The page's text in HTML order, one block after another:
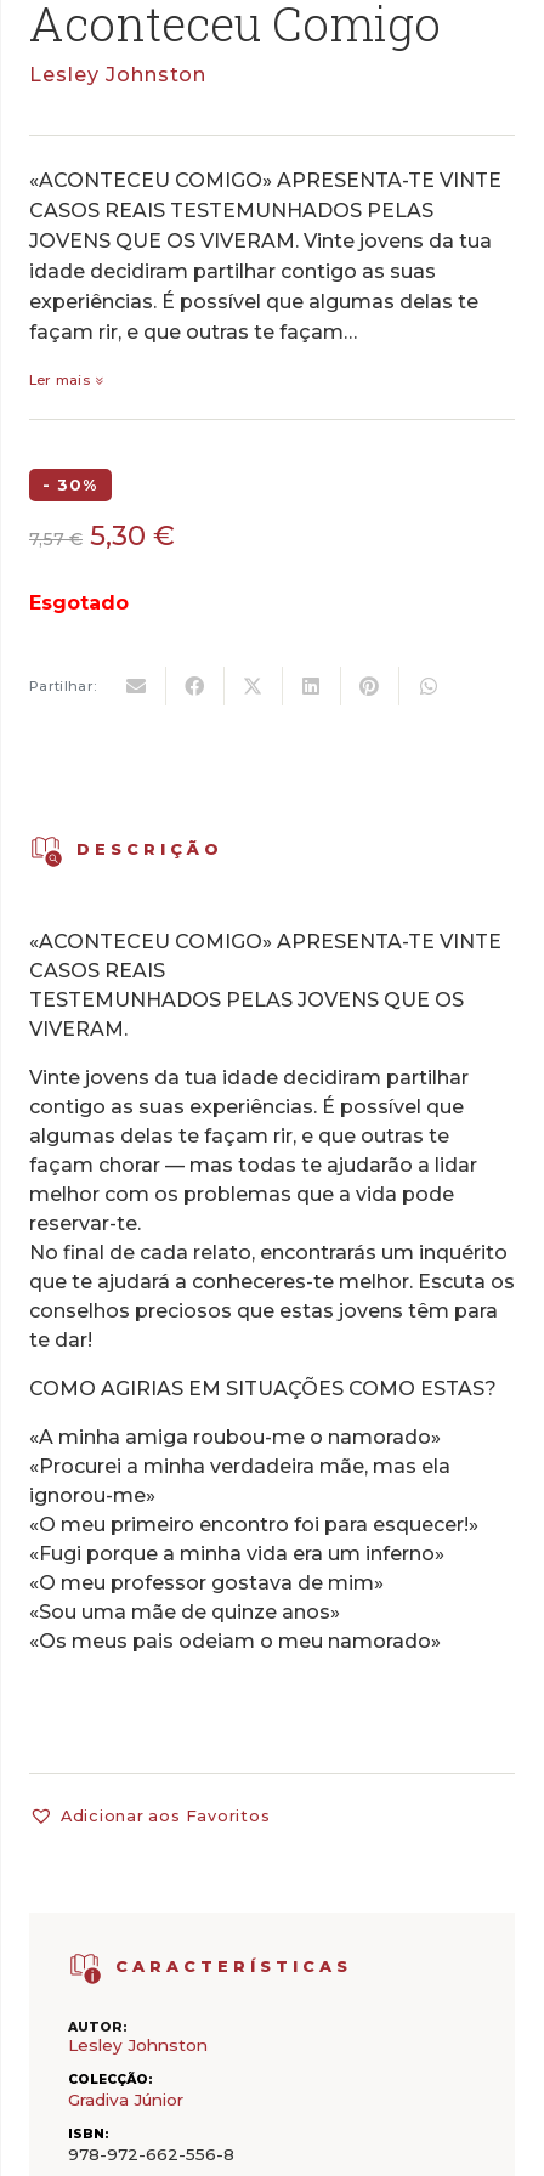
Aconteceu Comigo
Lesley Johnston
«ACONTECEU COMIGO» APRESENTA-TE VINTE
CASOS REAIS TESTEMUNHADOS PELAS
JOVENS QUE OS VIVERAM. Vinte jovens da tua
idade decidiram partilhar contigo as suas
experiências. É possível que algumas delas te
façam rir, e que outras te façam…
Ler mais
- 30%
7,57€ O
original
5,30 €
Esgotado
Partilhar:
CARACTERÍSTICAS
AUTOR:
Lesley Johnston
COLECÇÃO:
Gradiva Júnior
ISBN:
978-972-662-556-8
DESCRIÇÃO
«ACONTECEU COMIGO» APRESENTA-TE VINTE
CASOS REAIS
TESTEMUNHADOS PELAS JOVENS QUE OS
VIVERAM.
Vinte jovens da tua idade decidiram partilhar
contigo as suas experiências. É possível que
algumas delas te façam rir, e que outras te
façam chorar — mas todas te ajudarão a lidar
melhor com os problemas que a vida pode
reservar-te.
No final de cada relato, encontrarás um inquérito
que te ajudará a conheceres-te melhor. Escuta os
conselhos preciosos que estas jovens têm para
te dar!
COMO AGIRIAS EM SITUAÇÕES COMO ESTAS?
«A minha amiga roubou-me o namorado»
«Procurei a minha verdadeira mãe, mas ela
ignorou-me»
«O meu primeiro encontro foi para esquecer!»
«Fugi porque a minha vida era um inferno»
«O meu professor gostava de mim»
«Sou uma mãe de quinze anos»
«Os meus pais odeiam o meu namorado»
Adicionar aos Favoritos